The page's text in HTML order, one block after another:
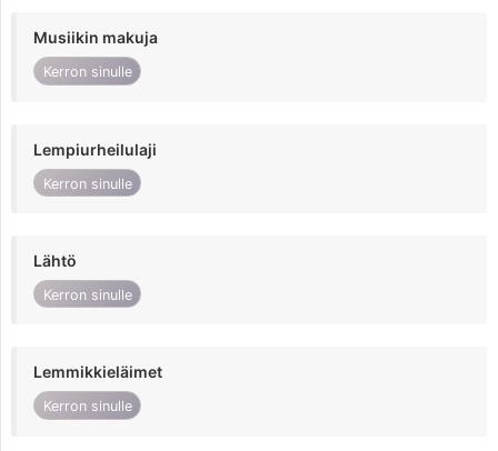
Musiikin makuja
Kerron sinulle
Lempiurheilulaji
Kerron sinulle
Lähtö
Kerron sinulle
Lemmikkieläimet
Kerron sinulle